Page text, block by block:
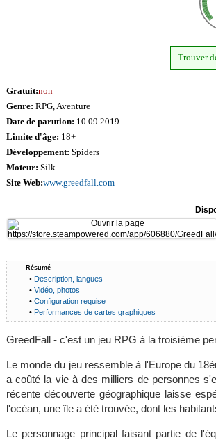
Trouver
Gratuit:non
Genre: RPG, Aventure
Date de parution: 10.09.2019
Limite d'âge: 18+
Développement: Spiders
Moteur: Silk
Site Web:www.greedfall.com
Résumé
• Description, langues
• Vidéo, photos
• Configuration requise
• Performances de cartes graphiques
GreedFall - c'est un jeu RPG à la troisième
Le monde du jeu ressemble à l'Europe du
a coûté la vie à des milliers de personnes
récente découverte géographique laisse
l'océan, une île a été trouvée, dont les
Le personnage principal faisant partie de